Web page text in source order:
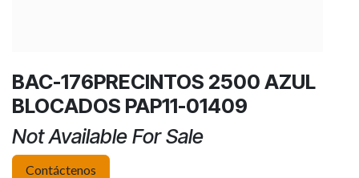
BAC-176PRECINTOS 2500 AZUL
BLOCADOS PAP11-01409
Not Available For Sale
Contáctenos